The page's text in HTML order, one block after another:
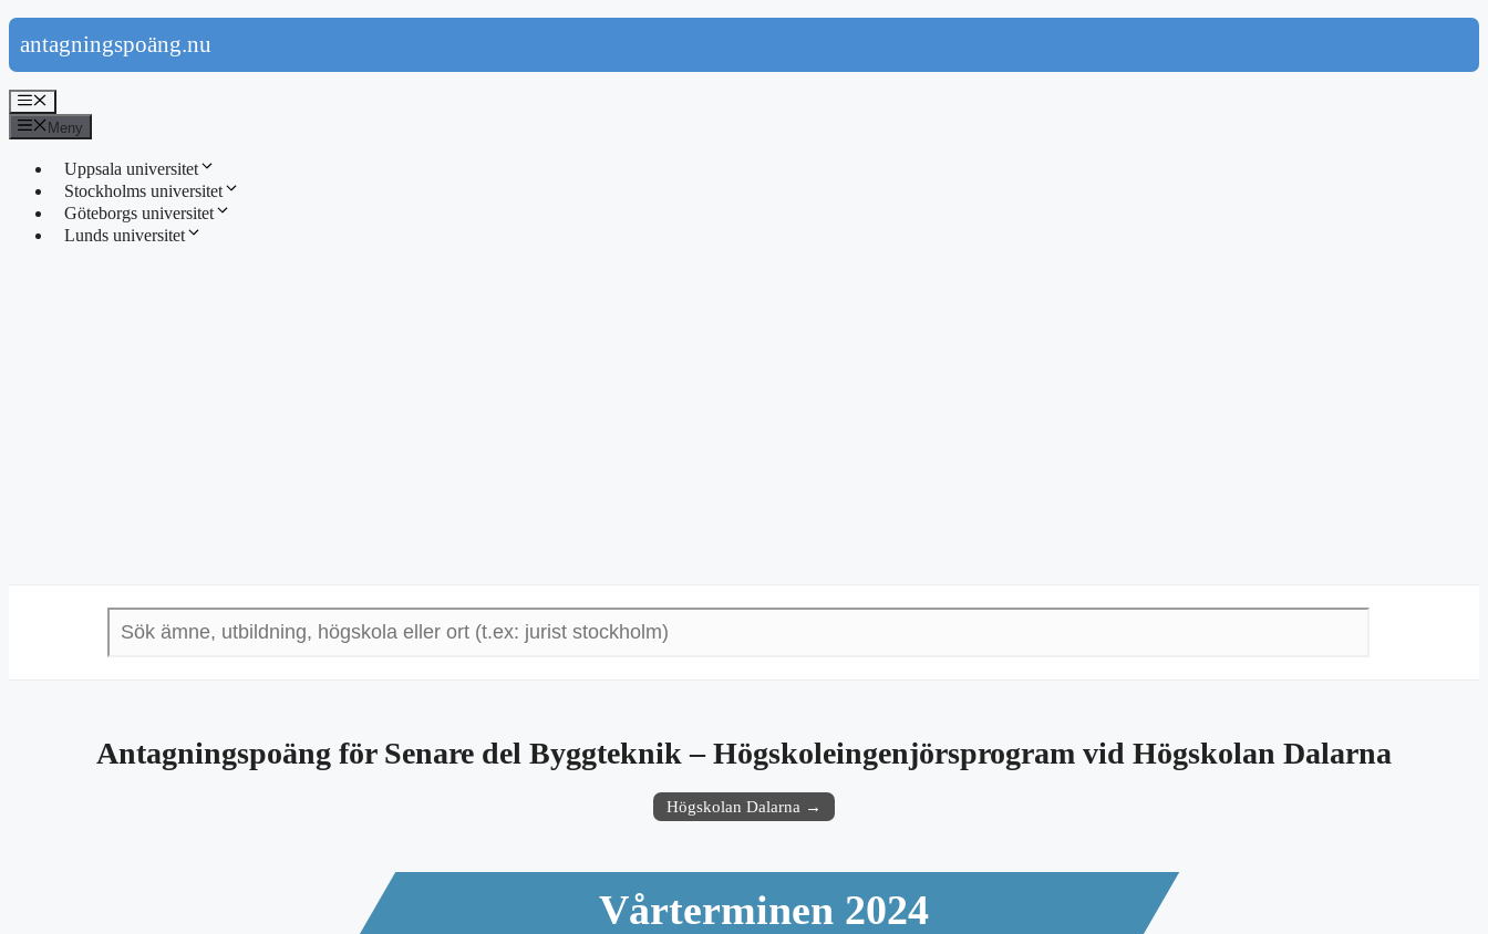
Hoppa
till
innehåll
antagningspoäng.nu
Meny
Meny
Uppsala universitet
Stockholms universitet
Göteborgs universitet
Lunds universitet
Antagningspoäng för Senare del Byggteknik – Högskoleingenjörsprogram vid Högskolan Dalarna
Högskolan Dalarna →
Vårterminen 2024